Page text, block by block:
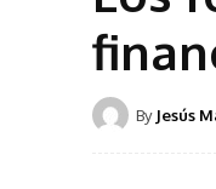
By Jesús